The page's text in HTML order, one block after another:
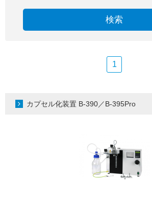
検索
1
カプセル化装置 B-390／B-395Pro